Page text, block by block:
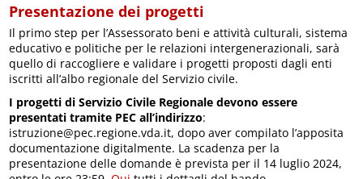
Presentazione dei progetti
Il primo step per l’Assessorato beni e attività culturali, sistema
educativo e politiche per le relazioni intergenerazionali, sarà
quello di raccogliere e validare i progetti proposti dagli enti
iscritti all’albo regionale del Servizio civile.
I progetti di Servizio Civile Regionale devono essere
presentati tramite PEC all’indirizzo:
istruzione@pec.regione.vda.it, dopo aver compilato l’apposita
documentazione digitalmente. La scadenza per la
presentazione delle domande è prevista per il 14 luglio 2024,